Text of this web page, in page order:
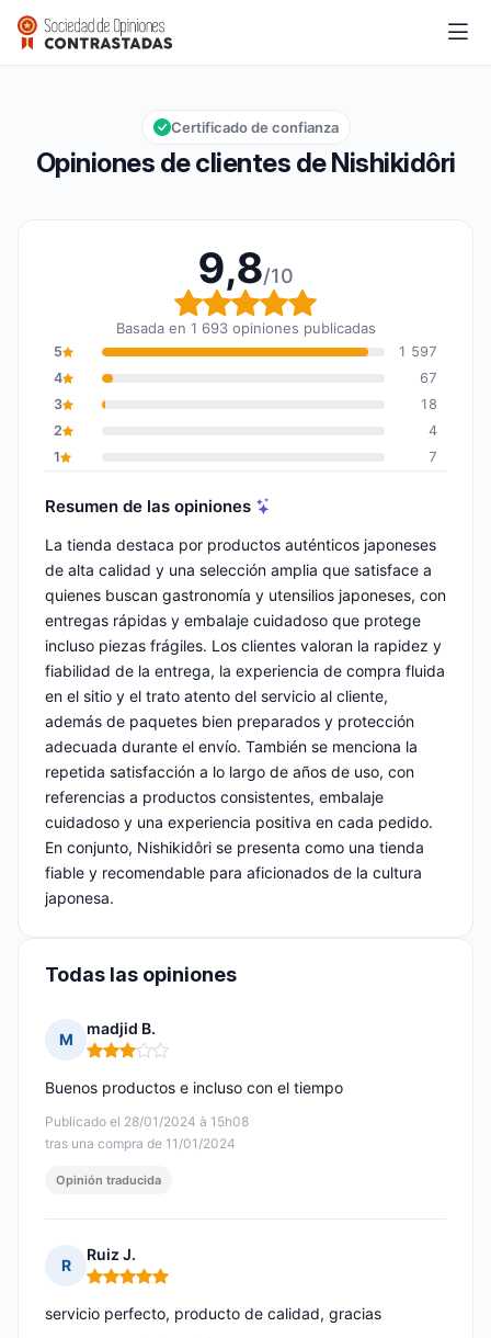
Nishikidôri
Calificación global: 9,8 de 10
9,8/10
Opiniones de clientes de Nishikidôri
Certificado de confianza
9,8/10
Calificación global: 9,8
Basada en 1 693 opiniones publicadas
5
1 597
4
67
3
18
2
4
1
7
Resumen de las opiniones
La tienda destaca por productos auténticos japoneses
de alta calidad y una selección amplia que satisface a
quienes buscan gastronomía y utensilios japoneses, con
entregas rápidas y embalaje cuidadoso que protege
incluso piezas frágiles. Los clientes valoran la rapidez y
fiabilidad de la entrega, la experiencia de compra fluida
en el sitio y el trato atento del servicio al cliente,
además de paquetes bien preparados y protección
adecuada durante el envío. También se menciona la
repetida satisfacción a lo largo de años de uso, con
referencias a productos consistentes, embalaje
cuidadoso y una experiencia positiva en cada pedido.
En conjunto, Nishikidôri se presenta como una tienda
fiable y recomendable para aficionados de la cultura
japonesa.
Todas las opiniones
M
madjid B.
Nota: 3 de 5
Publicado el 28/01/2024 à 15h08
tras una compra de 11/01/2024
Buenos productos e incluso con el tiempo
Opinión traducida
R
Ruiz J.
Nota: 5 de 5
servicio perfecto, producto de calidad, gracias